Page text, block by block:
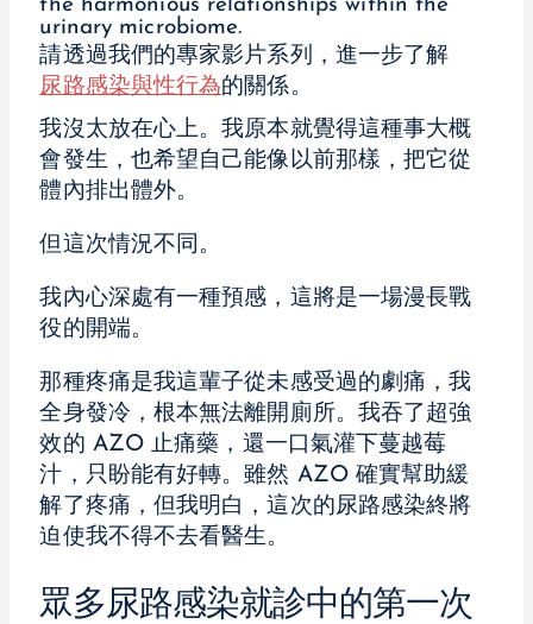
請透過我們的專家影片系列，進一步了解
尿路感染與性行為的關係。
我沒太放在心上。我原本就覺得這種事大概
會發生，也希望自己能像以前那樣，把它從
體內排出體外。
但這次情況不同。
我內心深處有一種預感，這將是一場漫長戰
役的開端。
那種疼痛是我這輩子從未感受過的劇痛，我
全身發冷，根本無法離開廁所。我吞了超強
效的 AZO 止痛藥，還一口氣灌下蔓越莓
汁，只盼能有好轉。雖然 AZO 確實幫助緩
解了疼痛，但我明白，這次的尿路感染終將
迫使我不得不去看醫生。
眾多尿路感染就診中的第一次